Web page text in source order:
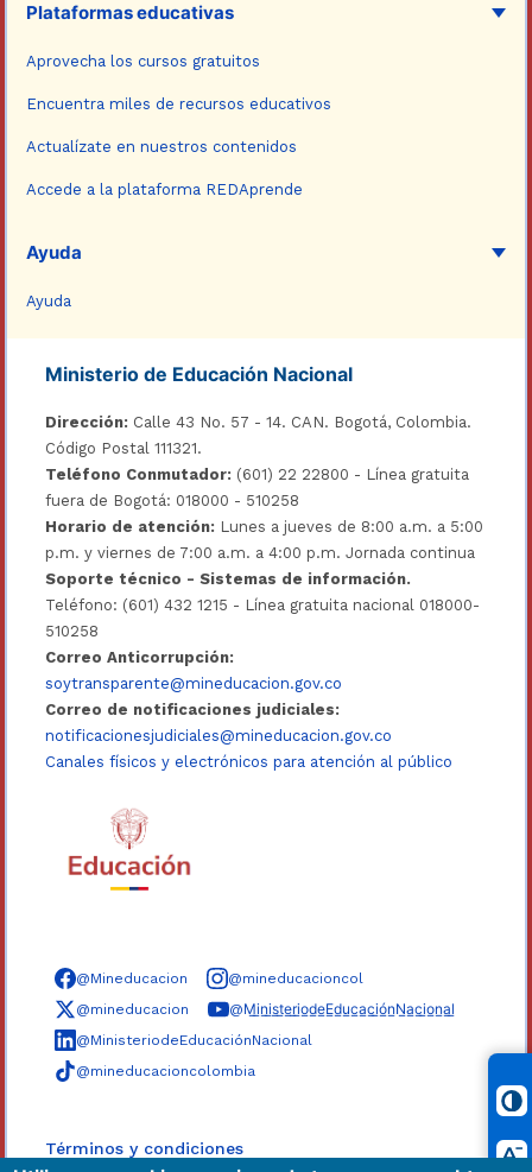
Plataformas educativas
Aprovecha los cursos gratuitos
Encuentra miles de recursos educativos
Actualízate en nuestros contenidos
Accede a la plataforma REDAprende
Ayuda
Ayuda
Ministerio de Educación Nacional
Dirección: Calle 43 No. 57 - 14. CAN. Bogotá, Colombia.
Código Postal 111321.
Teléfono Conmutador: (601) 22 22800 - Línea gratuita
fuera de Bogotá: 018000 - 510258
Horario de atención: Lunes a jueves de 8:00 a.m. a 5:00
p.m. y viernes de 7:00 a.m. a 4:00 p.m. Jornada continua
Soporte técnico - Sistemas de información.
Teléfono: (601) 432 1215 - Línea gratuita nacional 018000-
510258
Correo Anticorrupción:
soytransparente@mineducacion.gov.co
Correo de notificaciones judiciales:
notificacionesjudiciales@mineducacion.gov.co
Canales físicos y electrónicos para atención al público
Síguenos en redes sociales
@Mineducacion
@mineducacioncol
@mineducacion
@M̲i̲n̲i̲s̲t̲e̲r̲i̲o̲d̲e̲E̲d̲u̲c̲a̲c̲i̲ó̲n̲N̲a̲c̲i̲o̲n̲a̲l̲
@MinisteriodeEducaciónNacional
@mineducacioncolombia
Términos y condiciones